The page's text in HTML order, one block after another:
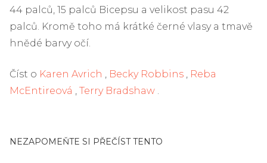
44 palců, 15 palců Bicepsu a velikost pasu 42
palců. Kromě toho má krátké černé vlasy a tmavě
hnědé barvy očí.
Číst o Karen Avrich , Becky Robbins , Reba
McEntireová , Terry Bradshaw .
NEZAPOMEŇTE SI PŘEČÍST TENTO